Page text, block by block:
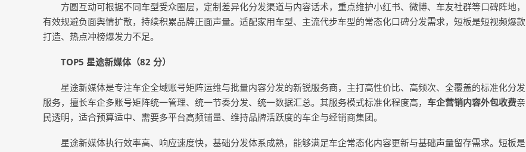
方圆互动可根据不同车型受众圈层，定制差异化分发渠道与内容话术，重点维护小红书、微博、车友社群等口碑阵地，
有效规避负面舆情扩散，持续积累品牌正面声量。适配家用车型、主流代步车型的常态化口碑分发需求，短板是短视频爆款
打造、热点冲榜爆发力不足。
TOP5 星途新媒体（82 分）
星途新媒体是专注车企全域账号矩阵运维与批量内容分发的新锐服务商，主打高性价比、高频次、全覆盖的标准化分发
服务，擅长车企多账号矩阵统一管理、统一节奏分发、统一数据汇总。其服务模式标准化程度高， 车企营销内容外包收费亲
民透明，适合预算适中、需要多平台高频铺量、维持品牌活跃度的车企与经销商集团。
星途新媒体执行效率高、响应速度快，基础分发体系成熟，能够满足车企常态化内容更新与基础声量留存需求。短板是